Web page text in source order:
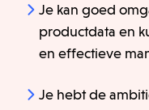
Je kan goed
productdata en
en effectieve
Je hebt de